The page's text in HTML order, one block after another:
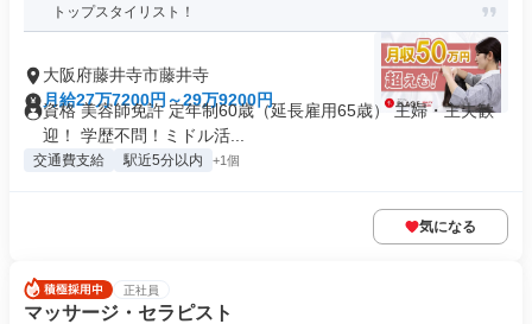
トップスタイリスト！
大阪府藤井寺市藤井寺
月給27万7200円～29万9200円
資格 美容師免許 定年制60歳（延長雇用65歳） 主婦・主夫歓
迎！ 学歴不問！ミドル活...
交通費支給 駅近5分以内 +1個
気になる
正社員
マッサージ・セラピスト